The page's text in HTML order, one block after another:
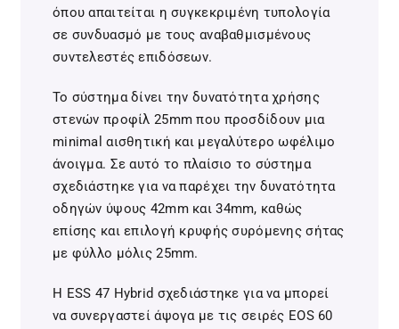
όπου απαιτείται η συγκεκριμένη τυπολογία
σε συνδυασμό με τους αναβαθμισμένους
συντελεστές επιδόσεων.
Το σύστημα δίνει την δυνατότητα χρήσης
στενών προφίλ 25mm που προσδίδουν μια
minimal αισθητική και μεγαλύτερο ωφέλιμο
άνοιγμα. Σε αυτό το πλαίσιο το σύστημα
σχεδιάστηκε για να παρέχει την δυνατότητα
οδηγών ύψους 42mm και 34mm, καθώς
επίσης και επιλογή κρυφής συρόμενης σήτας
με φύλλο μόλις 25mm.
Η ESS 47 Hybrid σχεδιάστηκε για να μπορεί
να συνεργαστεί άψογα με τις σειρές EOS 60